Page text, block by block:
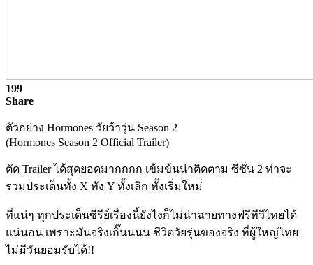
199
Share
ตัวอย่าง Hormones วัยว้าวุ่น Season 2
(Hormones Season 2 Official Trailer)
ตัด Trailer ได้สุดยอดมากกกก เข้มข้นน่าติดตาม ซีซั่น 2 ท่าจะ
รวมประเด็นทั้ง X ทัง Y ทั้งเลิก ทั้งเริ่มใหม่่
ที่แน่ๆ ทุกประเด็นซีรีย์เรื่องนี้ยังไงก็ไม่น่าฉายทางฟรีทีวีไทยได้
แน่นอน เพราะมันจริงเกิ๊นนนน ชีวิตวัยรุ่นของจริง ที่ผู้ใหญ่ไทย
ไม่มีวันยอมรับได้!!